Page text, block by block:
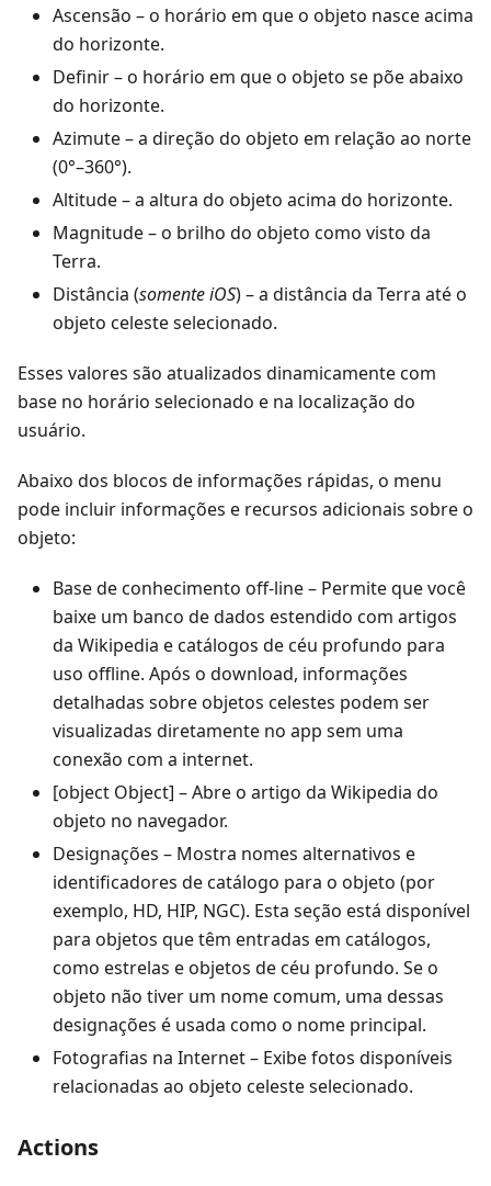
Ascensão – o horário em que o objeto nasce acima
do horizonte.
Definir– o horário em que o objeto se põe abaixo
do horizonte.
Azimute– a direção do objeto em relação ao norte
(0°–360°).
Altitude– a altura do objeto acima do horizonte.
Magnitude– o brilho do objeto como visto da
Terra.
Distância (somente iOS) – a distância da Terra até o
objeto celeste selecionado.
Esses valores são atualizados dinamicamente com
base no horário selecionado e na localização do
usuário.
Abaixo dos blocos de informações rápidas, o menu
pode incluir informações e recursos adicionais sobre o
objeto:
Base de conhecimento off-line– Permite que você
baixe um banco de dados estendido com artigos
da Wikipedia e catálogos de céu profundo para
uso offline. Após o download, informações
detalhadas sobre objetos celestes podem ser
visualizadas diretamente no app sem uma
conexão com a internet.
[object Object] – Abre o artigo da Wikipedia do
objeto no navegador.
Designações – Mostra nomes alternativos e
identificadores de catálogo para o objeto (por
exemplo, HD, HIP, NGC). Esta seção está disponível
para objetos que têm entradas em catálogos,
como estrelas e objetos de céu profundo. Se o
objeto não tiver um nome comum, uma dessas
designações é usada como o nome principal.
Fotografias na Internet– Exibe fotos disponíveis
relacionadas ao objeto celeste selecionado.
Actions